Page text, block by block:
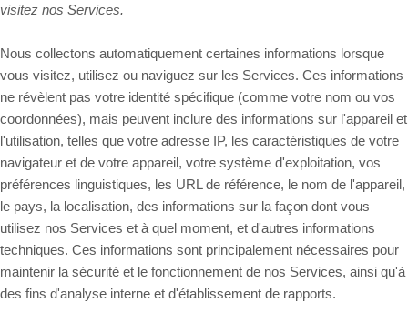
visitez nos Services.
Nous collectons automatiquement certaines informations lorsque
vous visitez, utilisez ou naviguez sur les Services. Ces informations
ne révèlent pas votre identité spécifique (comme votre nom ou vos
coordonnées), mais peuvent inclure des informations sur l'appareil et
l'utilisation, telles que votre adresse IP, les caractéristiques de votre
navigateur et de votre appareil, votre système d'exploitation, vos
préférences linguistiques, les URL de référence, le nom de l'appareil,
le pays, la localisation, des informations sur la façon dont vous
utilisez nos Services et à quel moment, et d'autres informations
techniques. Ces informations sont principalement nécessaires pour
maintenir la sécurité et le fonctionnement de nos Services, ainsi qu'à
des fins d'analyse interne et d'établissement de rapports.